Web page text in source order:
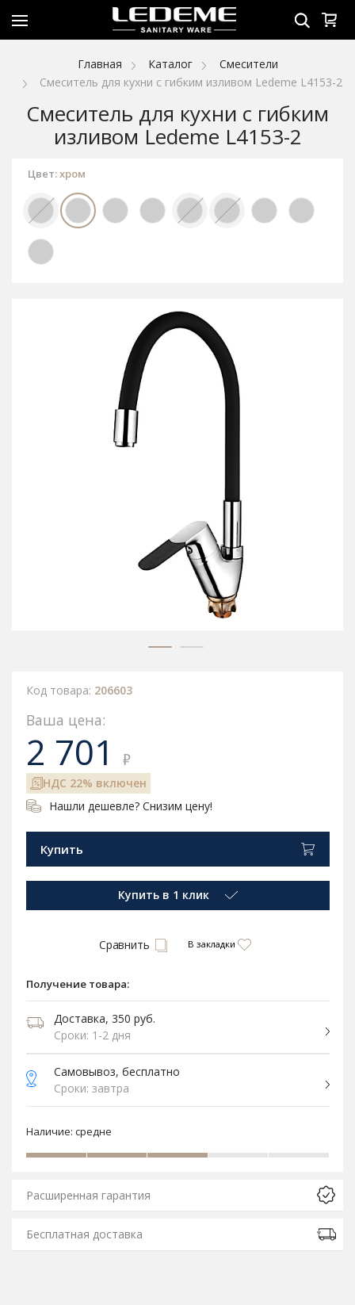
Главная Каталог
Смесители
Смеситель для кухни с гибким изливом Ledeme L4153-2
Смеситель для кухни с гибким
изливом Ledeme L4153-2
Цвет:хром
Код товара: 206603
Ваша цена:
2 701 ₽
НДС 22% включен
Нашли дешевле? Снизим цену!
Купить
Купить в 1 клик
Сравнить В закладки
Получение товара:
Доставка, 350 руб.
Сроки: 1-2 дня
Самовывоз, бесплатно
Сроки: завтра
Наличие: средне
Расширенная гарантия
Бесплатная доставка